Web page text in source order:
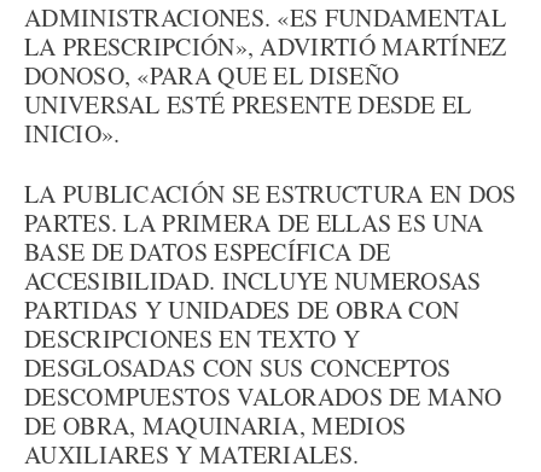
ADMINISTRACIONES. «ES FUNDAMENTAL
LA PRESCRIPCIÓN», ADVIRTIÓ MARTÍNEZ
DONOSO, «PARA QUE EL DISEÑO
UNIVERSAL ESTÉ PRESENTE DESDE EL
INICIO».
LA PUBLICACIÓN SE ESTRUCTURA EN DOS
PARTES. LA PRIMERA DE ELLAS ES UNA
BASE DE DATOS ESPECÍFICA DE
ACCESIBILIDAD. INCLUYE NUMEROSAS
PARTIDAS Y UNIDADES DE OBRA CON
DESCRIPCIONES EN TEXTO Y
DESGLOSADAS CON SUS CONCEPTOS
DESCOMPUESTOS VALORADOS DE MANO
DE OBRA, MAQUINARIA, MEDIOS
AUXILIARES Y MATERIALES.